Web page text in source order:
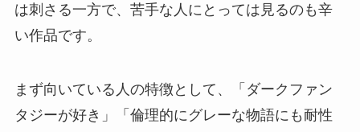
は刺さる一方で、苦手な人にとっては見るのも辛
い作品です。
まず向いている人の特徴として、「ダークファン
タジーが好き」「倫理的にグレーな物語にも耐性